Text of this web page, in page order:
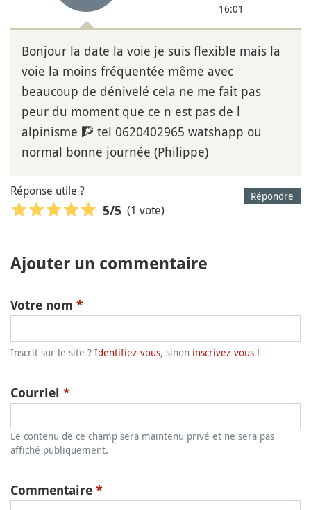
16:01
Bonjour la date la voie je suis flexible mais la
voie la moins fréquentée même avec
beaucoup de dénivelé cela ne me fait pas
peur du moment que ce n est pas de l
alpinisme 🧗 tel 0620402965 watshapp ou
normal bonne journée (Philippe)
Répondre
Réponse utile ?
5/5 (1 vote)
Ajouter un commentaire
Votre nom *
Inscrit sur le site ? Identifiez-vous, sinon inscrivez-vous !
Courriel *
Le contenu de ce champ sera maintenu privé et ne sera pas
affiché publiquement.
Commentaire *